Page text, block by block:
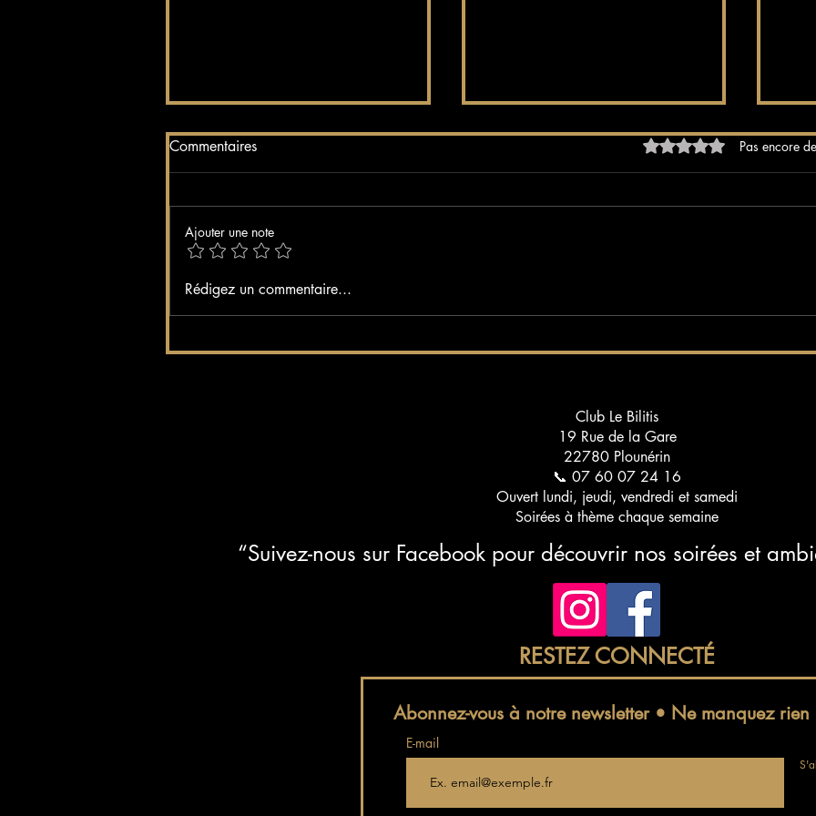
Soirée Bikini au Bilitis : l'été
continue sous le signe de la
convivialité
pour une découverte raffinée
Commentaires Noté 0 étoile sur 5.
Pas encore
Ajouter une note
Rédigez un commentaire...
Club Le Bilitis
19 Rue de la Gare
22780 Plounérin
📞 07 60 07 24 16
Ouvert lundi, jeudi, vendredi et samedi
Soirées à thème chaque semaine
“Suivez-nous sur Facebook pour découvrir nos soirées et
RESTEZ CONNECTÉ
Abonnez-vous à notre newsletter • Ne manquez rien
E-mail